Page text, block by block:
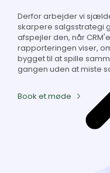
Derfor arbejder vi
skarpere salgsstrategi
afspejler den, når
rapporteringen viser,
bygget til at spille
gangen uden at miste
Book et møde